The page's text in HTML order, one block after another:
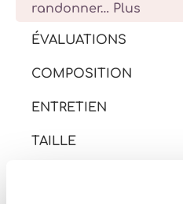
randonner… Plus
ÉVALUATIONS
COMPOSITION
ENTRETIEN
TAILLE